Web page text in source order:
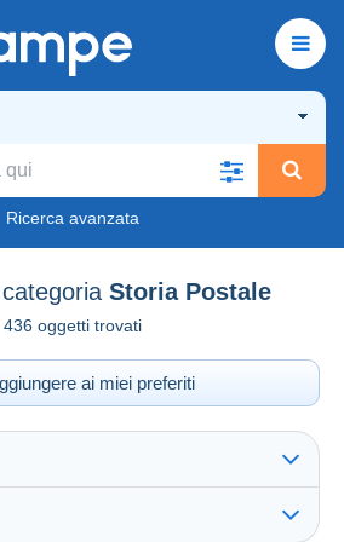
Ricerca avanzata
Storia Postale
436 oggetti trovati
ai miei preferiti